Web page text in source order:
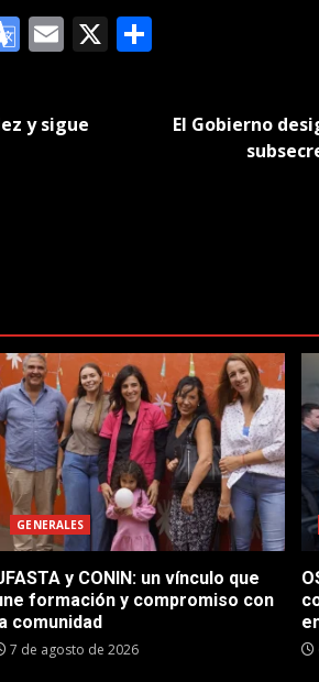
Google
Email
X Compartir
y sigue
El Gobierno
GENERALES
y CONIN: un vínculo que
formación y compromiso con
comunidad
7 de agosto de 2026